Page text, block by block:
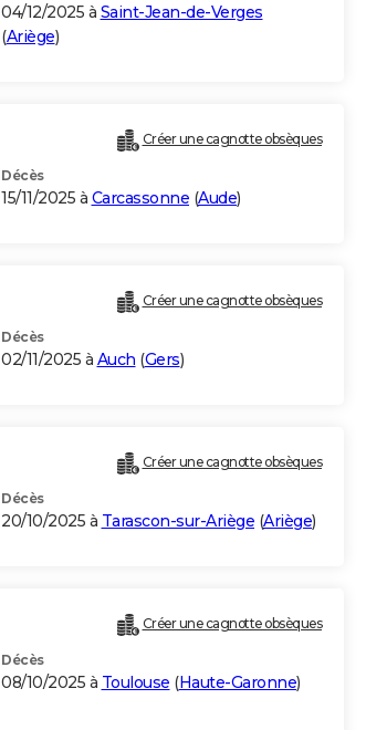
04/12/2025 à Saint-Jean-de-Verges
(Ariège)
Créer une cagnotte obsèques
Décès
15/11/2025 à Carcassonne (Aude)
Créer une cagnotte obsèques
Décès
02/11/2025 à Auch (Gers)
Créer une cagnotte obsèques
Décès
20/10/2025 à Tarascon-sur-Ariège (Ariège)
Créer une cagnotte obsèques
Décès
08/10/2025 à Toulouse (Haute-Garonne)